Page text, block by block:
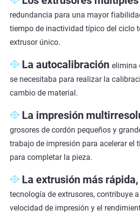
redundancia para una mayor
tiempo de inactividad típico del ciclo
extrusor único.
La autocalibración elimina
se necesitaba para realizar la
cambio de material.
La impresión
grosores de cordón pequeños y
trabajo de impresión para acelerar el
para completar la pieza.
La extrusión más rápida,
tecnología de extrusores, contribuye
velocidad de impresión y el